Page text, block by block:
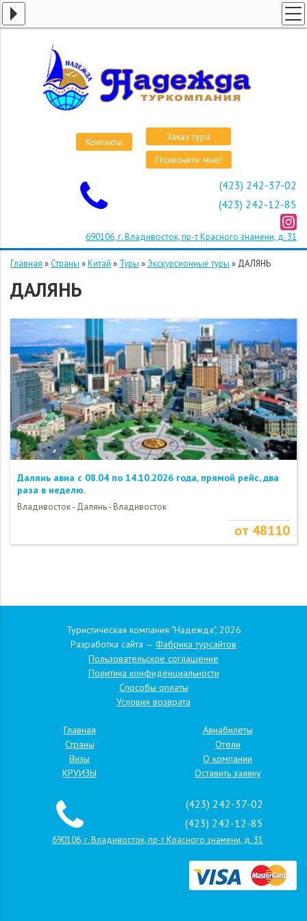
Контакты
Заказ тура
Позвоните мне!
(423) 242-37-02
(423) 242-12-85
690106, г. Владивосток, пр-т Красного знамени, д. 31
ВИЗЫ
АВИАБИЛЕТЫ
ОТЕЛИ
Главная »Страны »Китай » Туры »Экскурсионные туры » ДАЛЯНЬ
ДАЛЯНЬ
Далянь авиа с 08.04 по 14.10.2026 года, прямой рейс, два
раза в неделю.
Владивосток - Далянь - Владивосток
от 48110
Туристическая компания "Надежда", 2026
Разработка сайта — Фабрика турсайтов
Пользовательское соглашение
Политика конфиденциальности
Способы оплаты
Условия возврата
Главная
Страны
Визы
КРУИЗЫ
Авиабилеты
Отели
О компании
Оставить заявку
(423) 242-37-02
(423) 242-12-85
690106, г. Владивосток, пр-т Красного знамени, д. 31